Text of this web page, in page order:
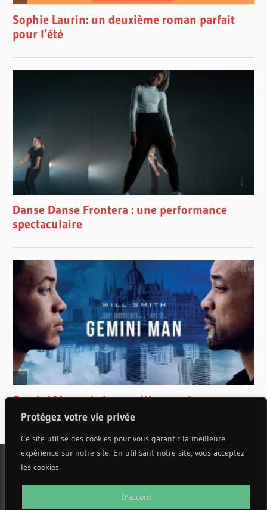
Protégez votre vie privée
Ce site utilise des cookies pour vous garantir la meilleure
expérience sur notre site. En utilisant notre site, vous acceptez
les cookies.
D'accord
WordPress Theme: Wellington by ThemeZee.